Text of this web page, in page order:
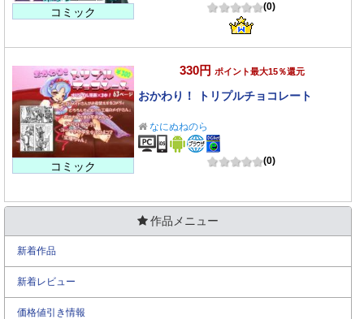
コミック (0)
コミック
330円 ポイント最大15％還元
おかわり！ トリプルチョコレート
なにぬねのら
(0)
作品メニュー
新着作品
新着レビュー
価格値引き情報